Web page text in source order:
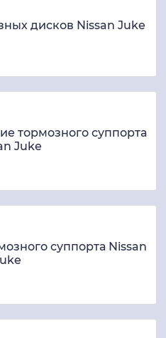
дисков Nissan Juke
тормозного суппорта
Juke
суппорта Nissan